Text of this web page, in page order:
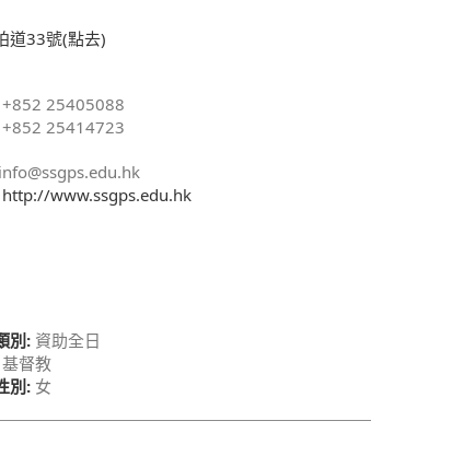
道33號(點去)
25405088
25414723
www.ssgps.edu.hk
別:資助全日
督教
別:女